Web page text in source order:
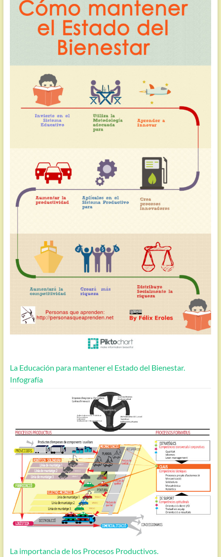
La Educación para mantener el Estado del Bienestar.
Infografía
La importancia de los Procesos Productivos.